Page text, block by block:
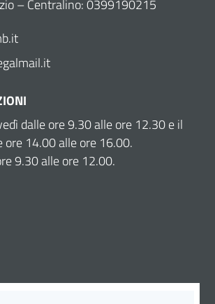
– Centralino: 0399190215
dalle ore 9.30 alle ore 12.30 e il
ore 14.00 alle ore 16.00.
9.30 alle ore 12.00.